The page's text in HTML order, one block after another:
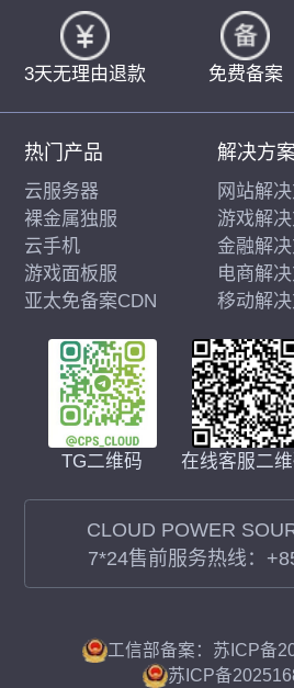
3天无理由退款 免费备案
TG二维码 在线客服二
CLOUD POWER
7*24售前服务热线：
热门产品
云服务器
裸金属独服
云手机
游戏面板服
亚太免备案CDN
解决方案
网站解
游戏解
金融解
电商解
移动解
工信部备案：苏ICP备
苏ICP备